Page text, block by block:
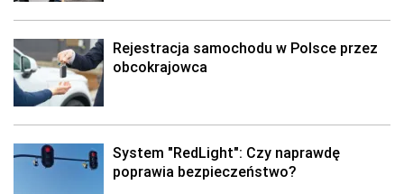
Rejestracja samochodu w Polsce przez
obcokrajowca
System "RedLight": Czy naprawdę
poprawia bezpieczeństwo?